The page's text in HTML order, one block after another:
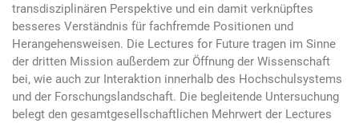
transdisziplinären Perspektive und ein damit verknüpftes
besseres Verständnis für fachfremde Positionen und
Herangehensweisen. Die Lectures for Future tragen im Sinne
der dritten Mission außerdem zur Öffnung der Wissenschaft
bei, wie auch zur Interaktion innerhalb des Hochschulsystems
und der Forschungslandschaft. Die begleitende Untersuchung
belegt den gesamtgesellschaftlichen Mehrwert der Lectures